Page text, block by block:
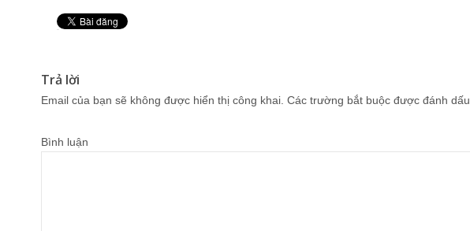
Trả lời
Email của bạn sẽ không được hiển thị công khai. Các trường bắt buộc được đánh dấu
Bình luận